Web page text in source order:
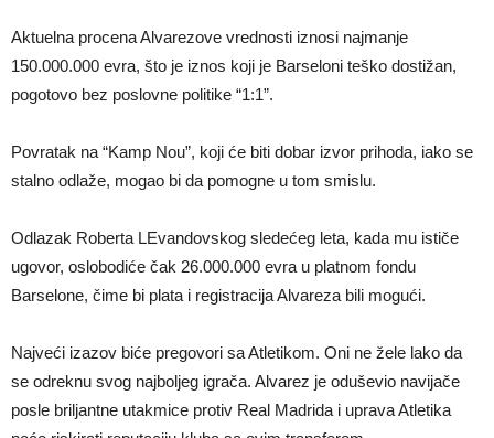
Aktuelna procena Alvarezove vrednosti iznosi najmanje
150.000.000 evra, što je iznos koji je Barseloni teško dostižan,
pogotovo bez poslovne politike “1:1”.
Povratak na “Kamp Nou”, koji će biti dobar izvor prihoda, iako se
stalno odlaže, mogao bi da pomogne u tom smislu.
Odlazak Roberta LEvandovskog sledećeg leta, kada mu ističe
ugovor, oslobodiće čak 26.000.000 evra u platnom fondu
Barselone, čime bi plata i registracija Alvareza bili mogući.
Najveći izazov biće pregovori sa Atletikom. Oni ne žele lako da
se odreknu svog najboljeg igrača. Alvarez je oduševio navijače
posle briljantne utakmice protiv Real Madrida i uprava Atletika